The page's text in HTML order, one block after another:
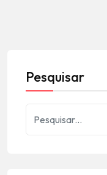
Pesquisar